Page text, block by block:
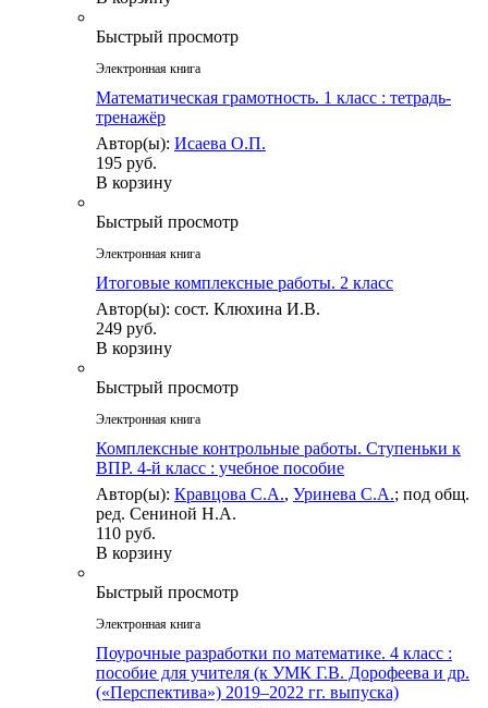
Быстрый просмотр
Электронная книга
Математическая грамотность. 1 класс : тетрадь-
тренажёр
Автор(ы): Исаева О.П.
195 руб.
В корзину
Быстрый просмотр
Электронная книга
Итоговые комплексные работы. 2 класс
Автор(ы): сост. Клюхина И.В.
249 руб.
В корзину
Быстрый просмотр
Электронная книга
Комплексные контрольные работы. Ступеньки к
ВПР. 4-й класс : учебное пособие
Автор(ы): Кравцова С.А., Уринева С.А.; под общ.
ред. Сениной Н.А.
110 руб.
В корзину
Быстрый просмотр
Электронная книга
Поурочные разработки по математике. 4 класс :
пособие для учителя (к УМК Г.В. Дорофеева и др.
(«Перспектива») 2019–2022 гг. выпуска)